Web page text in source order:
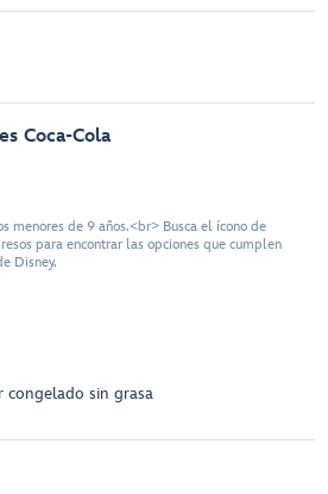
Coca-Cola
menores de 9 años.<br> Busca el ícono de
para encontrar las opciones que cumplen
Disney.
congelado sin grasa